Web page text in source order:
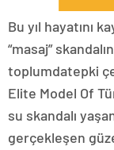
Bu yıl hayatını
“masaj”
toplumdatepki
Elite Model Of
su skandalı
gerçekleşen